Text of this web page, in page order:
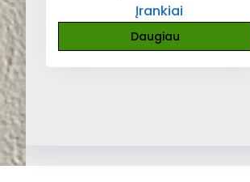
Įrankiai
Daugiau